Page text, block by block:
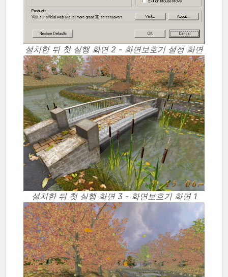
설치한 뒤 첫 실행 화면 2 - 화면보호기 설정 화면
설치한 뒤 첫 실행 화면 3 - 화면보호기 화면 1